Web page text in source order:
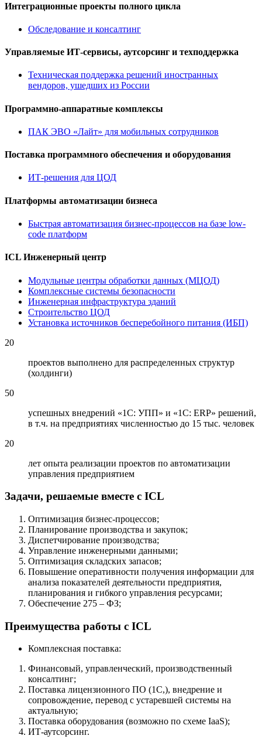
Интеграционные проекты полного цикла
Обследование и консалтинг
Управляемые ИТ-сервисы, аутсорсинг и техподдержка
Техническая поддержка решений иностранных
вендоров, ушедших из России
Программно-аппаратные комплексы
ПАК ЭВО «Лайт» для мобильных сотрудников
Поставка программного обеспечения и оборудования
ИТ-решения для ЦОД
Платформы автоматизации бизнеса
Быстрая автоматизация бизнес-процессов на базе low-
code платформ
ICL Инженерный центр
Модульные центры обработки данных (МЦОД)
Комплексные системы безопасности
Инженерная инфраструктура зданий
Строительство ЦОД
Установка источников бесперебойного питания (ИБП)
20
проектов выполнено для распределенных структур
(холдинги)
50
успешных внедрений «1С: УПП» и «1С: ERP» решений,
в т.ч. на предприятиях численностью до 15 тыс. человек
20
лет опыта реализации проектов по автоматизации
управления предприятием
Задачи, решаемые вместе с ICL
Оптимизация бизнес-процессов;
Планирование производства и закупок;
Диспетчирование производства;
Управление инженерными данными;
Оптимизация складских запасов;
Повышение оперативности получения информации для
анализа показателей деятельности предприятия,
планирования и гибкого управления ресурсами;
Обеспечение 275 – ФЗ;
Преимущества работы с ICL
Комплексная поставка:
Финансовый, управленческий, производственный
консалтинг;
Поставка лицензионного ПО (1С,), внедрение и
сопровождение, перевод с устаревшей системы на
актуальную;
Поставка оборудования (возможно по схеме IaaS);
ИТ-аутсорсинг.